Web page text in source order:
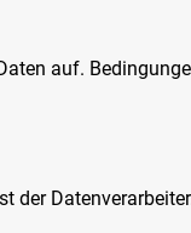
auf.
der